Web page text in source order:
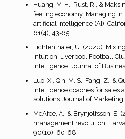
Huang, M. H., Rust, R., &
feeling economy: Managing in
artificial intelligence (AI).
61(4), 43-65.
Lichtenthaler, U. (2020).
intuition: Liverpool Football
intelligence. Journal of
Luo, X., Qin, M. S., Fang, Z., &
intelligence coaches for sales
solutions. Journal of Marketing,
McAfee, A., & Brynjolfsson, E.
management revolution.
90(10), 60-68.